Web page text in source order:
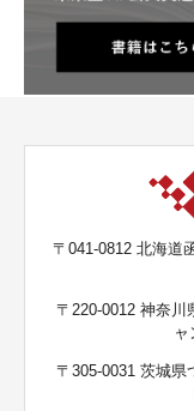
〒041-0812 北海道
〒220-0012 神奈川
〒305-0031 茨城県